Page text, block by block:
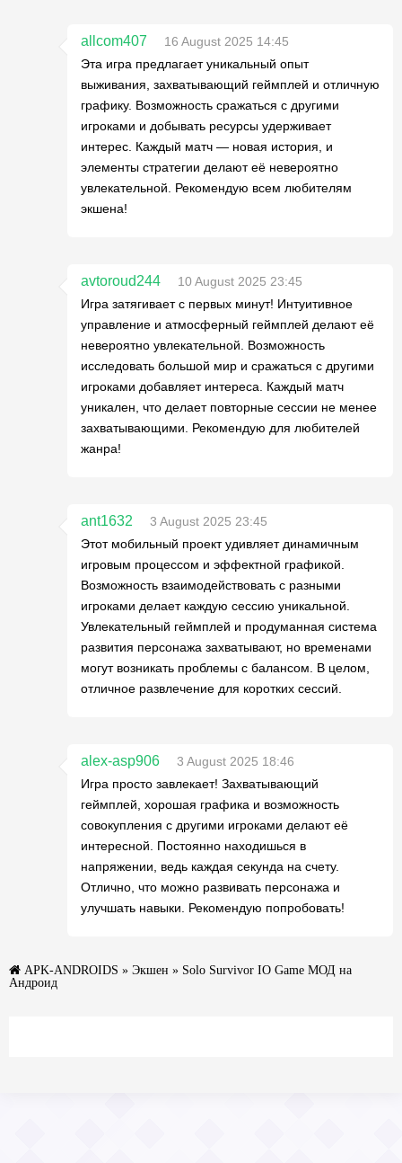
allcom407
16 August 2025 14:45
Эта игра предлагает уникальный опыт
выживания, захватывающий геймплей и отличную
графику. Возможность сражаться с другими
игроками и добывать ресурсы удерживает
интерес. Каждый матч — новая история, и
элементы стратегии делают её невероятно
увлекательной. Рекомендую всем любителям
экшена!
avtoroud244
10 August 2025 23:45
Игра затягивает с первых минут! Интуитивное
управление и атмосферный геймплей делают её
невероятно увлекательной. Возможность
исследовать большой мир и сражаться с другими
игроками добавляет интереса. Каждый матч
уникален, что делает повторные сессии не менее
захватывающими. Рекомендую для любителей
жанра!
ant1632
3 August 2025 23:45
Этот мобильный проект удивляет динамичным
игровым процессом и эффектной графикой.
Возможность взаимодействовать с разными
игроками делает каждую сессию уникальной.
Увлекательный геймплей и продуманная система
развития персонажа захватывают, но временами
могут возникать проблемы с балансом. В целом,
отличное развлечение для коротких сессий.
alex-asp906
3 August 2025 18:46
Игра просто завлекает! Захватывающий
геймплей, хорошая графика и возможность
совокупления с другими игроками делают её
интересной. Постоянно находишься в
напряжении, ведь каждая секунда на счету.
Отлично, что можно развивать персонажа и
улучшать навыки. Рекомендую попробовать!
APK-ANDROIDS » Экшен » Solo Survivor IO Game МОД на
Андроид